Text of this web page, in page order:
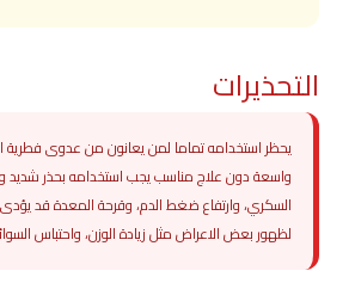
التحذيرات
يحظر استخدامه تماما لمن يعانون من عدوى فطرية
واسعة دون علاج مناسب يجب استخدامه بحذر شديد
السكري، وارتفاع ضغط الدم، وقرحة المعدة قد
لظهور بعض الاعراض مثل زيادة الوزن، واحتباس